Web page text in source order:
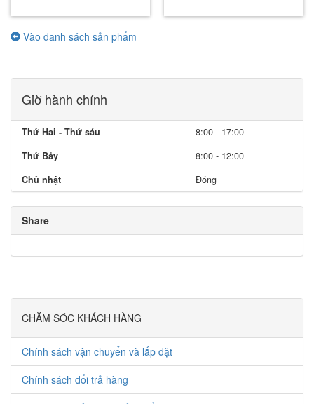
Vào danh sách sản phẩm
Giờ hành chính
Thứ Hai - Thứ sáu
8:00 - 17:00
Thứ Bảy
8:00 - 12:00
Chủ nhật
Đóng
Share
CHĂM SÓC KHÁCH HÀNG
Chính sách vận chuyển và lắp đặt
Chính sách đổi trả hàng